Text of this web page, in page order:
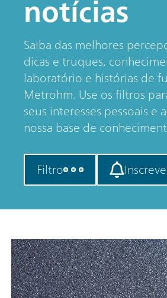
notícias
Saiba das melhores
dicas e truques,
laboratório e histórias de
Metrohm. Use os filtros
seus interesses pessoais e
nossa base de
Filtro